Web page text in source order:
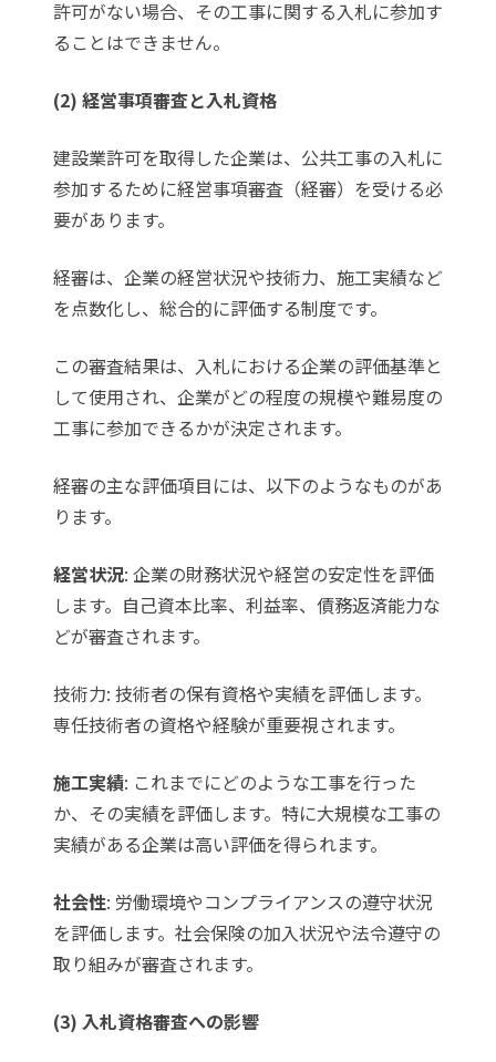
許可がない場合、その工事に関する入札に参加す
ることはできません。
(2) 経営事項審査と入札資格
建設業許可を取得した企業は、公共工事の入札に
参加するために経営事項審査（経審）を受ける必
要があります。
経審は、企業の経営状況や技術力、施工実績など
を点数化し、総合的に評価する制度です。
この審査結果は、入札における企業の評価基準と
して使用され、企業がどの程度の規模や難易度の
工事に参加できるかが決定されます。
経審の主な評価項目には、以下のようなものがあ
ります。
経営状況: 企業の財務状況や経営の安定性を評価
します。自己資本比率、利益率、債務返済能力な
どが審査されます。
技術力: 技術者の保有資格や実績を評価します。
専任技術者の資格や経験が重要視されます。
施工実績: これまでにどのような工事を行った
か、その実績を評価します。特に大規模な工事の
実績がある企業は高い評価を得られます。
社会性: 労働環境やコンプライアンスの遵守状況
を評価します。社会保険の加入状況や法令遵守の
取り組みが審査されます。
(3) 入札資格審査への影響